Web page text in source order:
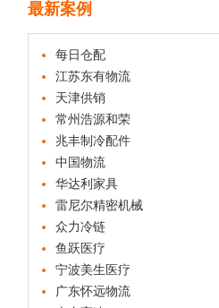
最新案例
每日仓配
江苏东有物流
天津供销
常州浩源和荣
兆丰制冷配件
中国物流
华达利家具
雷尼尔精密机械
众力冷链
鱼跃医疗
宁波美生医疗
广东怀远物流